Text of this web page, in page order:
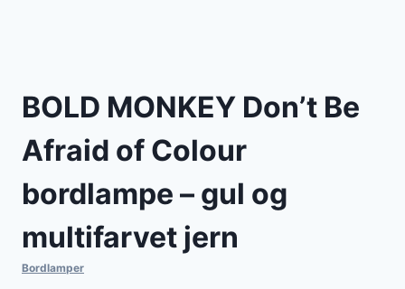
BOLD MONKEY Don’t Be
Afraid of Colour
bordlampe – gul og
multifarvet jern
Bordlamper